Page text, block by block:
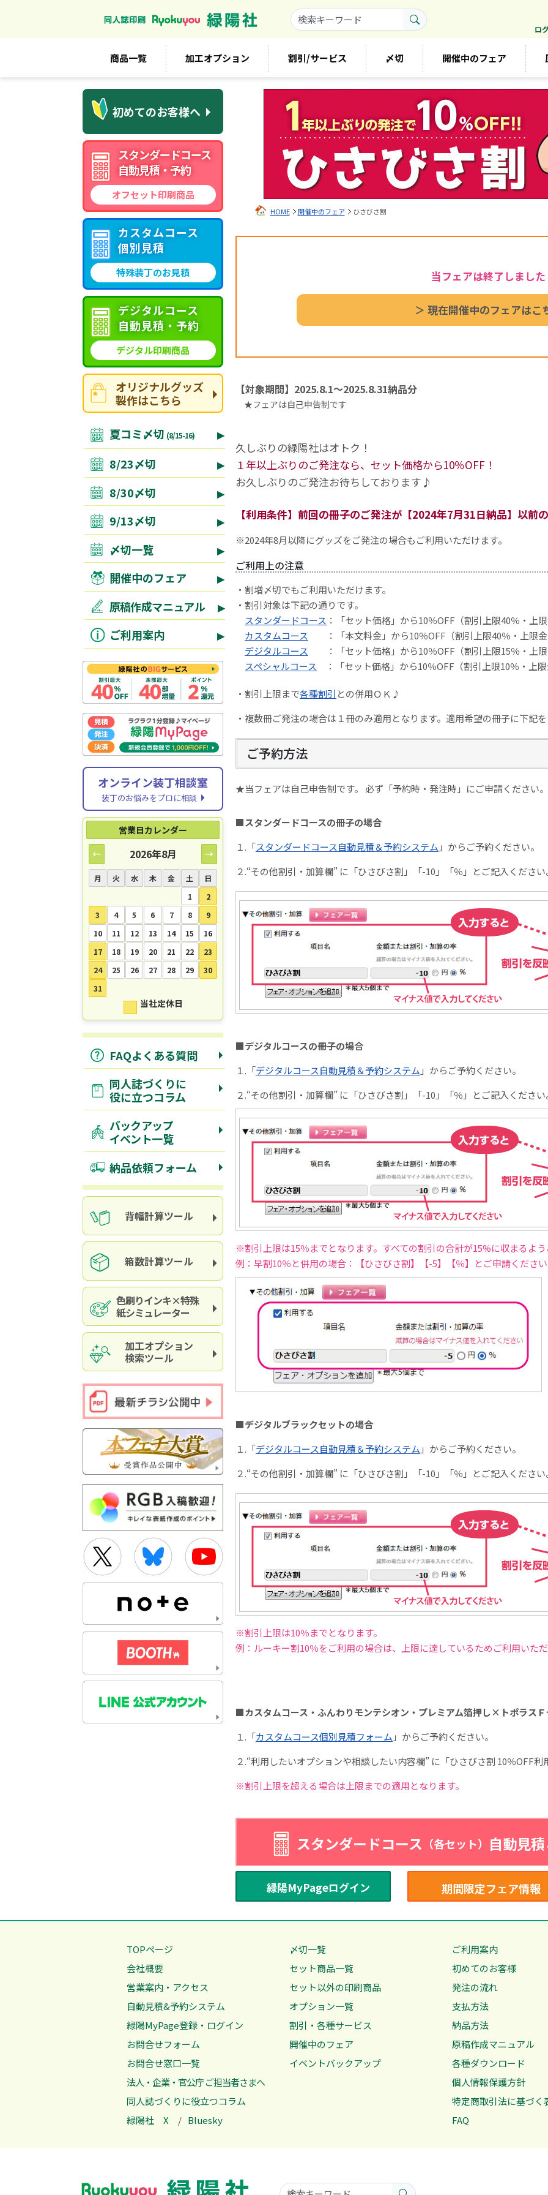
ロ
商品一覧 加工オプション 割引/サービス 〆切 開催中のフェア
HOME 開催中のフェア ひさびさ割
当フェアは終了しました
＞ 現在開催中のフェアはこ
【対象期間】2025.8.1～2025.8.31納品分
★フェアは自己申告制です
久しぶりの緑陽社はオトク！
１年以上ぶりのご発注なら、セット価格から10％OFF！
お久しぶりのご発注お待ちしております♪
【利用条件】前回の冊子のご発注が【2024年7月31日納品】以前
※2024年8月以降にグッズをご発注の場合もご利用いただけます。
ご利用上の注意
・割増〆切でもご利用いただけます。
・割引対象は下記の通りです。
スタンダードコース ：「セット価格」から10％OFF（割引上限40％・上
カスタムコース ：「本文料金」から10％OFF（割引上限40％・上限
デジタルコース ：「セット価格」から10％OFF（割引上限15％・上
スペシャルコース ：「セット価格」から10％OFF（割引上限10％・上
・割引上限まで各種割引 との併用ＯＫ♪
・複数冊ご発注の場合は１冊のみ適用となります。適用希望の冊子に下記
ご予約方法
★当フェアは自己申告制です。 必ず「予約時・発注時」にご申請ください。
■スタンダードコースの冊子の場合
１.「スタンダードコース自動見積＆予約システム 」からご予約ください。
２.“その他割引・加算欄” に「ひさびさ割」「-10」「％」とご記入ください
■デジタルコースの冊子の場合
１.「デジタルコース自動見積＆予約システム 」からご予約ください。
２.“その他割引・加算欄” に「ひさびさ割」「-10」「％」とご記入ください
※割引上限は15％までとなります。すべての割引の合計が15%に収まるよ
例：早割10％と併用の場合：【ひさびさ割】【-5】【％】とご申請くださ
■デジタルブラックセットの場合
１.「デジタルコース自動見積＆予約システム 」からご予約ください。
２.“その他割引・加算欄” に「ひさびさ割」「-10」「％」とご記入ください
※割引上限は10％までとなります。
例：ルーキー割10％をご利用の場合は、上限に達しているためご利用いた
■カスタムコース・ふんわりモンテシオン・プレミアム箔押し×トポラス
１.「カスタムコース個別見積フォーム 」からご予約ください。
２.“利用したいオプションや相談したい内容欄” に「ひさびさ割 10％OFF
※割引上限を超える場合は上限までの適用となります。
スタンダードコース （各セット） 自動見
緑陽MyPageログイン 期間限定フェア情報
初めてのお客様へ
スタンダードコース
自動見積・予約
オフセット印刷商品
カスタムコース
個別見積
特殊装丁のお見積
デジタルコース
自動見積・予約
デジタル印刷商品
オリジナルグッズ
製作はこちら
夏コミ〆切 (8/15-16)
8/23〆切
8/30〆切
9/13〆切
〆切一覧
開催中のフェア
原稿作成マニュアル
ご利用案内
オンライン装丁相談室
装丁のお悩みをプロに相談
営業日カレンダー
←
2026年8月 →
月 火 水 木 金 土
日
1
2
3
4 5 6 7 8
9
10
11 12 13 14 15
16
17
18 19 20 21 22
23
24
25 26 27 28 29
30
31
当社定休日
FAQよくある質問
同人誌づくりに
役に立つコラム
バックアップ
イベント一覧
納品依頼フォーム
背幅計算ツール
箱数計算ツール
色刷りインキ×特殊
紙シミュレーター
加工オプション
検索ツール
TOPページ
会社概要
営業案内・アクセス
自動見積&予約システム
緑陽MyPage登録・ログイン
お問合せフォーム
お問合せ窓口一覧
法人・企業・官公庁 ご担当者さまへ
同人誌づくりに役立つコラム
緑陽社 X / Bluesky
〆切一覧
セット商品一覧
セット以外の印刷商品
オプション一覧
割引・各種サービス
開催中のフェア
イベントバックアップ
ご利用案内
初めてのお客様
発注の流れ
支払方法
納品方法
原稿作成マニュアル
各種ダウンロード
個人情報保護方針
特定商取引法に基づく
FAQ